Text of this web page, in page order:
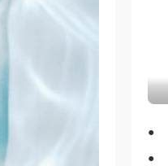
●
●